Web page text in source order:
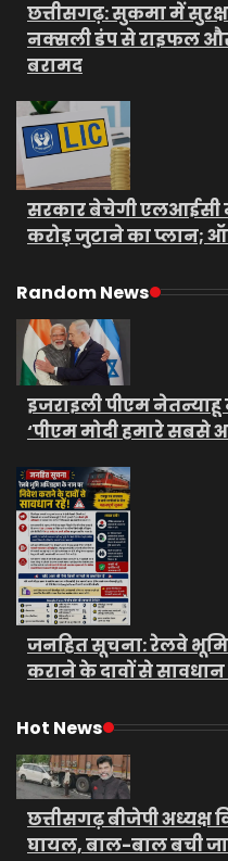
छत्तीसगढ़: सुकमा में
नक्सली डंप से राइफल और
बरामद
सरकार बेचेगी एलआईसी में
करोड़ जुटाने का
Random News
इजराइली पीएम
‘पीएम मोदी हमारे सबसे
जनहित सूचना: रेलवे
कराने के दावों से सावधान
Hot News
छत्तीसगढ़ बीजेपी
घायल, बाल-बाल बची